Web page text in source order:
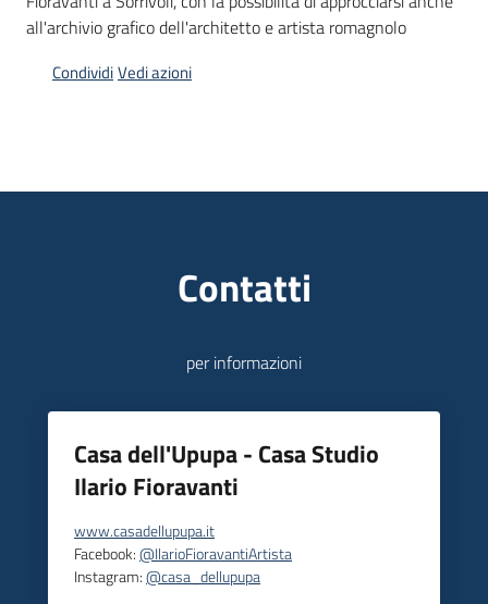
Atti
Bandi
all'archivio grafico dell'architetto e artista romagnolo
CondividiVedi azioni
Contatti
per informazioni
Casa dell'Upupa - Casa Studio
Ilario Fioravanti
www.casadellupupa.it
Facebook:@IlarioFioravantiArtista
Instagram:@casa_dellupupa